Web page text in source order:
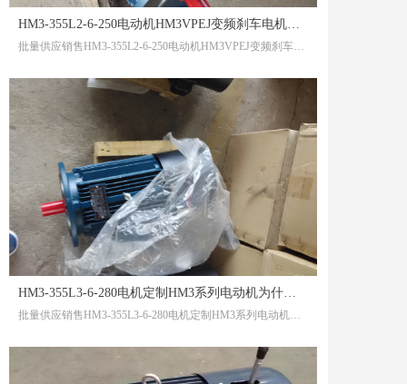
HM3-355L2-6-250电动机HM3VPEJ变频刹车电机人生的顶级智慧
批量供应销售HM3-355L2-6-250电动机HM3VPEJ变频刹车电机人生的顶级智慧HM3-355L2-6-250电动机HM3VPEJ变频刹车电机人生的顶级智慧
HM3-355L3-6-280电机定制HM3系列电动机为什么水越喝越多
批量供应销售HM3-355L3-6-280电机定制HM3系列电动机为什么水越喝越多HM3-355L3-6-280电机定制HM3系列电动机为什么水越喝越多